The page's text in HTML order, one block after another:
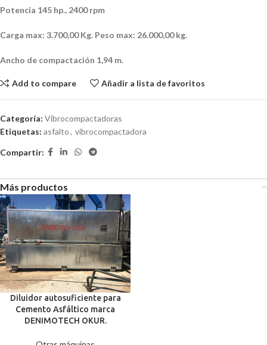
Potencia 145 hp., 2400 rpm
Carga max: 3.700,00 Kg. Peso max: 26.000,00 kg.
Ancho de compactación 1,94 m.
Add to compare Añadir a lista de favoritos
Categoría: Vibrocompactadoras
Etiquetas: asfalto, vibrocompactadora
Compartir:
Más productos
Diluidor autosuficiente para
Cemento Asfáltico marca
DENIMOTECH OKUR.